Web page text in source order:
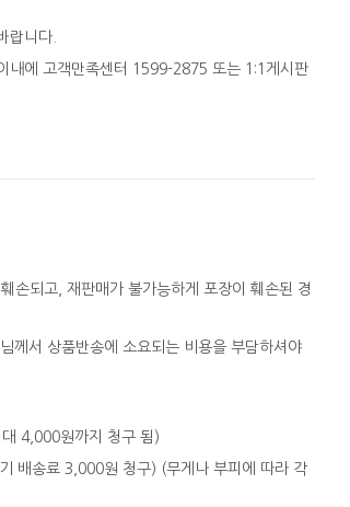
랍니다.
내에 고객만족센터 1599-2875 또는 1:1게시판
손되고, 재판매가 불가능하게 포장이 훼손된 경
께서 상품반송에 소요되는 비용을 부담하셔야
4,000원까지 청구 됨)
배송료 3,000원 청구) (무게나 부피에 따라 각